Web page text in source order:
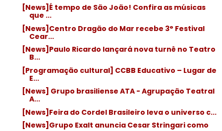
[News]É tempo de São João! Confira as músicas
que ...
[News]Centro Dragão do Mar recebe 3° Festival
Cear...
[News]Paulo Ricardo lançará nova turnê no Teatro
B...
[Programação cultural] CCBB Educativo – Lugar de
E...
[News] Grupo brasiliense ATA - Agrupação Teatral
A...
[News]Feira do Cordel Brasileiro leva o universo c...
[News]Grupo Exalt anuncia Cesar Stringari como